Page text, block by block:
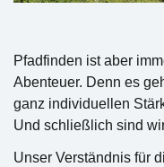
Pfadfinden ist aber
Abenteuer. Denn es
ganz individuellen
Und schließlich sind
Unser Verständnis für